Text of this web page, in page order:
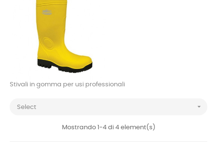
Stivali in gomma per usi professionali
Select 
Mostrando 1-4 di 4 element(s)